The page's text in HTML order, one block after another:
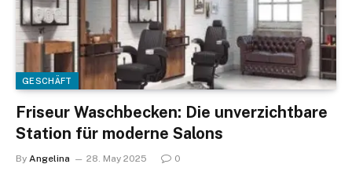
GESCHÄFT
Friseur Waschbecken: Die unverzichtbare
Station für moderne Salons
By Angelina 28. May 2025 0